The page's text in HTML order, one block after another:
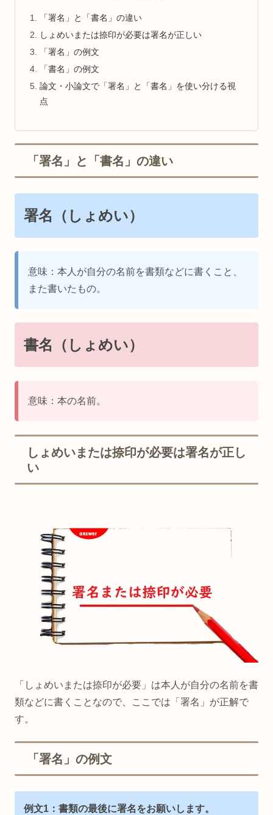
「署名」と「書名」の違い
しょめいまたは捺印が必要は署名が正しい
「署名」の例文
「書名」の例文
論文・小論文で「署名」と「書名」を使い分ける視
点
「署名」と「書名」の違い
署名（しょめい）
意味：本人が自分の名前を書類などに書くこと、
また書いたもの。
書名（しょめい）
意味：本の名前。
しょめいまたは捺印が必要は署名が正し
い
「しょめいまたは捺印が必要」は本人が自分の名前を書
類などに書くことなので、ここでは「署名」が正解で
す。
「署名」の例文
例文1：書類の最後に署名をお願いします。